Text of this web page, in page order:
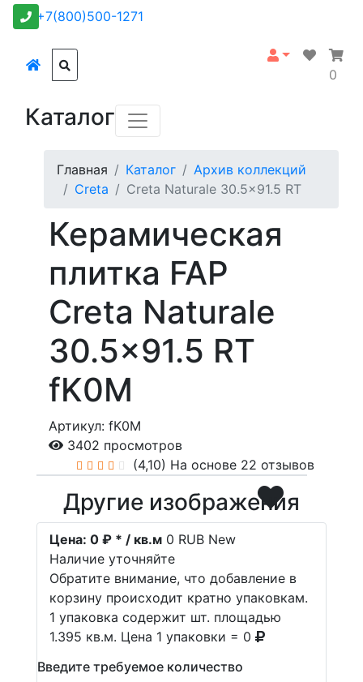
+7(800)500-1271
0
Каталог
Главная Каталог
Архив коллекций
Creta
Creta Naturale 30.5x91.5 RT
Керамическая
плитка FAP
Creta Naturale
30.5x91.5 RT
fK0M
Артикул: fK0M
3402 просмотров
(4,10) На основе 22 отзывов
Другие изображения
Цена: 0 ₽ * / кв.м 0 RUB New
Наличие уточняйте
Обратите внимание, что добавление в
корзину происходит кратно упаковкам.
1 упаковка содержит шт. площадью
1.395 кв.м. Цена 1 упаковки = 0
Введите требуемое количество